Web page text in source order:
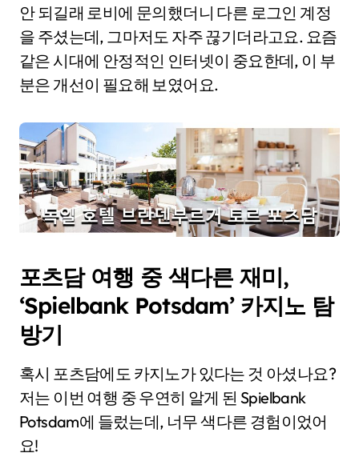
안 되길래 로비에 문의했더니 다른 로그인 계정
을 주셨는데, 그마저도 자주 끊기더라고요. 요즘
같은 시대에 안정적인 인터넷이 중요한데, 이 부
분은 개선이 필요해 보였어요.
포츠담 여행 중 색다른 재미,
‘Spielbank Potsdam’ 카지노 탐
방기
혹시 포츠담에도 카지노가 있다는 것 아셨나요?
저는 이번 여행 중 우연히 알게 된 Spielbank
Potsdam에 들렀는데, 너무 색다른 경험이었어
요!